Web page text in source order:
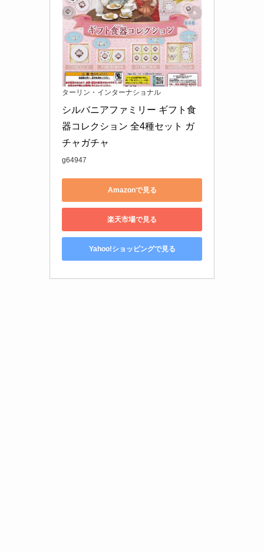
ターリン・インターナショナル
シルバニアファミリー ギフト食
器コレクション 全4種セット ガ
チャガチャ
g64947
Amazonで見る
楽天市場で見る
Yahoo!ショッピングで見る